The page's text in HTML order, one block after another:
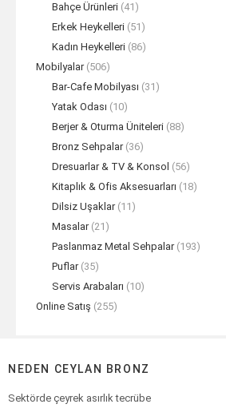
Bahçe Ürünleri (41)
Erkek Heykelleri (51)
Kadın Heykelleri (86)
Mobilyalar (506)
Bar-Cafe Mobilyası (31)
Yatak Odası (10)
Berjer & Oturma Üniteleri (88)
Bronz Sehpalar (36)
Dresuarlar & TV & Konsol (56)
Kitaplık & Ofis Aksesuarları (18)
Dilsiz Uşaklar (11)
Masalar (21)
Paslanmaz Metal Sehpalar (193)
Puflar (35)
Servis Arabaları (10)
Online Satış (255)
NEDEN CEYLAN BRONZ
Sektörde çeyrek asırlık tecrübe